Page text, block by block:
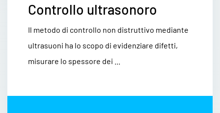
Controllo ultrasonoro
Il metodo di controllo non distruttivo mediante
ultrasuoni ha lo scopo di evidenziare difetti,
misurare lo spessore dei ...